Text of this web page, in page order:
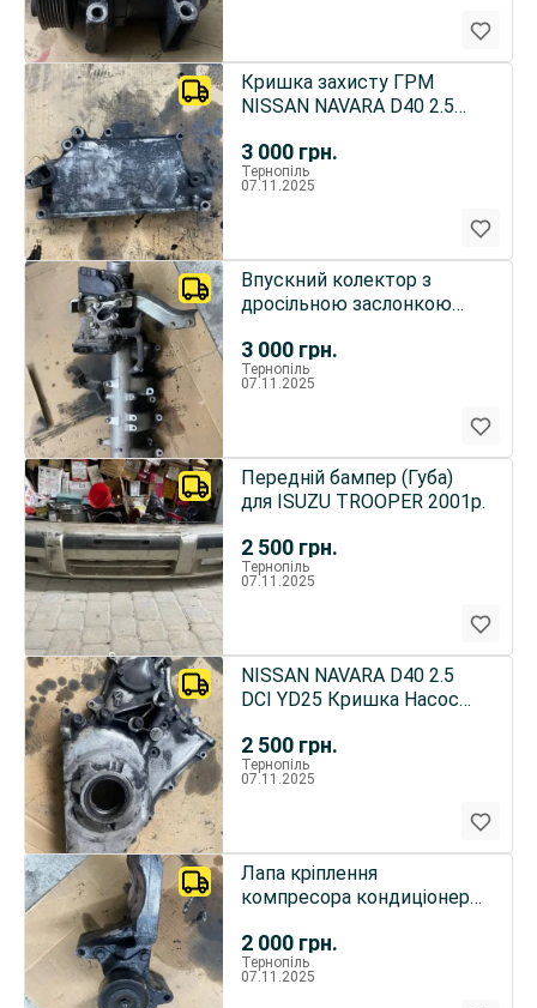
3 000 грн.
Кришка захисту ГРМ
NISSAN NAVARA D40 2.5
Тернопіль
07.11.2025
3 000 грн.
Впускний колектор з
дросільною заслонкою
DCI
Тернопіль
07.11.2025
2 500 грн.
Передній бампер (Губа)
для ISUZU TROOPER 2001р.
Тернопіль
07.11.2025
2 500 грн.
NISSAN NAVARA D40 2.5
DCI YD25 Кришка Насос
Тернопіль
07.11.2025
2 000 грн.
Лапа кріплення
компресора кондиціонера
Тернопіль
07.11.2025